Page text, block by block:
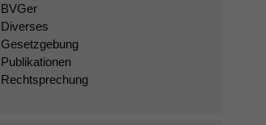
BVGer
Diverses
Gesetzgebung
Publikationen
Rechtsprechung